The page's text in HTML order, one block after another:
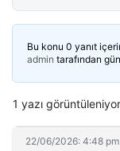
Bu konu 0 yanıt
admin tarafından
1 yazı
22/06/2026: 4:48 pm